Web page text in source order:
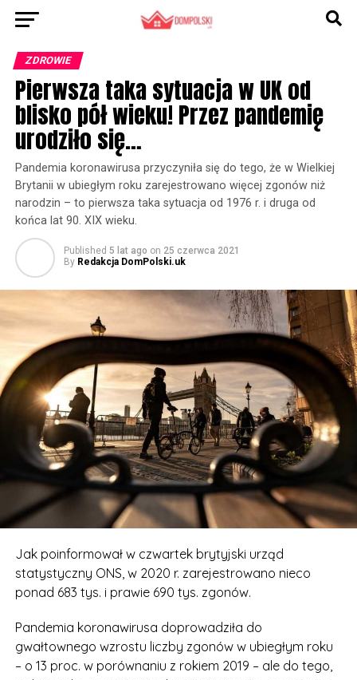
ZDROWIE
Pierwsza taka sytuacja w UK od
blisko pół wieku! Przez pandemię
urodziło się…
Pandemia koronawirusa przyczyniła się do tego, że w Wielkiej
Brytanii w ubiegłym roku zarejestrowano więcej zgonów niż
narodzin – to pierwsza taka sytuacja od 1976 r. i druga od
końca lat 90. XIX wieku.
Published 5 lat ago on 25 czerwca 2021
By Redakcja DomPolski.uk
Jak poinformował w czwartek brytyjski urząd
statystyczny ONS, w 2020 r. zarejestrowano nieco
ponad 683 tys. i prawie 690 tys. zgonów.
Pandemia koronawirusa doprowadziła do
gwałtownego wzrostu liczby zgonów w ubiegłym roku
– o 13 proc. w porównaniu z rokiem 2019 – ale do tego,